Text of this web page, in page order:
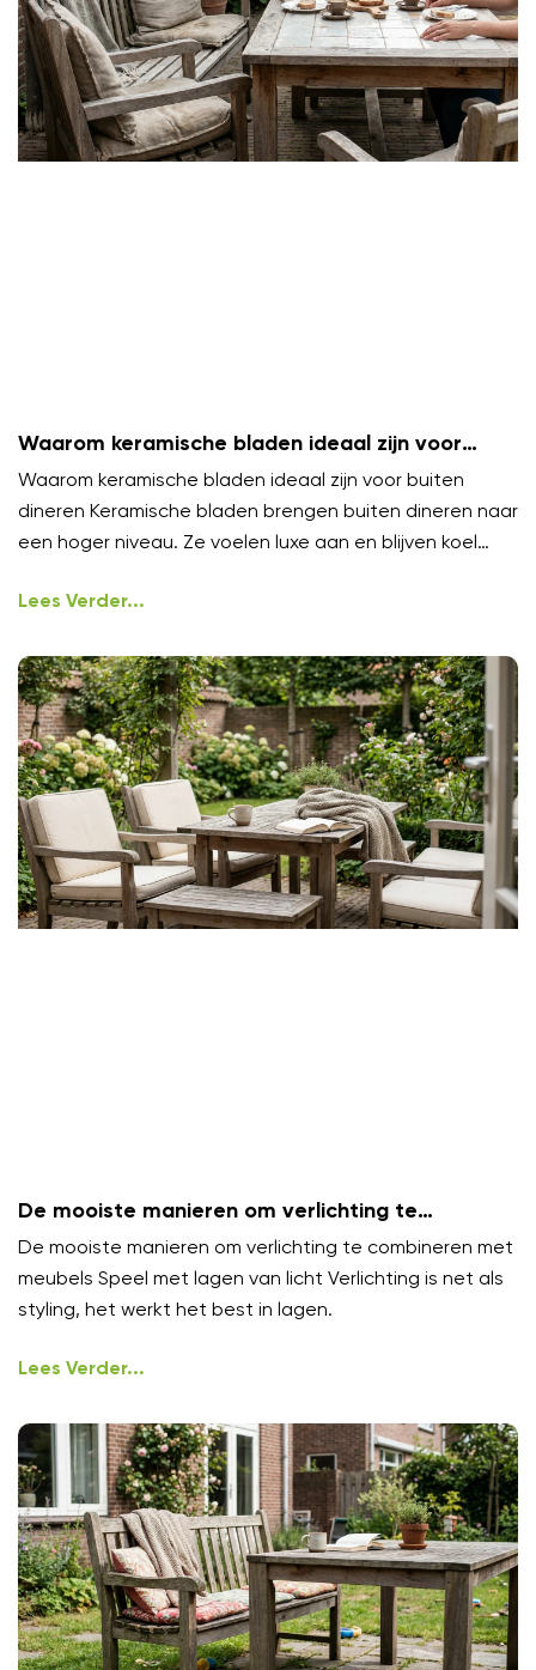
Waarom keramische bladen ideaal zijn voor
buiten dineren
Waarom keramische bladen ideaal zijn voor buiten
dineren Keramische bladen brengen buiten dineren naar
een hoger niveau. Ze voelen luxe aan en blijven koel
Lees Verder...
De mooiste manieren om verlichting te
combineren met meubels
De mooiste manieren om verlichting te combineren met
meubels Speel met lagen van licht Verlichting is net als
styling, het werkt het best in lagen.
Lees Verder...